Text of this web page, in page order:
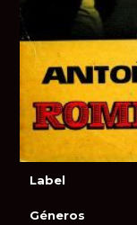
Label
Géneros